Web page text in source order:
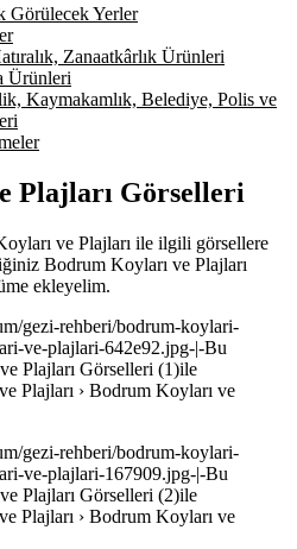
Görülecek Yerler
Zanaatkârlık Ürünleri
Ürünleri
Kaymakamlık, Belediye, Polis ve
Plajları Görselleri
ve Plajları ile ilgili görsellere
Bodrum Koyları ve Plajları
ekleyelim.
gezi-rehberi/bodrum-koylari-
ve-plajlari-642e92.jpg-|-Bu
Plajları Görselleri (1)ile
Plajları › Bodrum Koyları ve
gezi-rehberi/bodrum-koylari-
ve-plajlari-167909.jpg-|-Bu
Plajları Görselleri (2)ile
Plajları › Bodrum Koyları ve